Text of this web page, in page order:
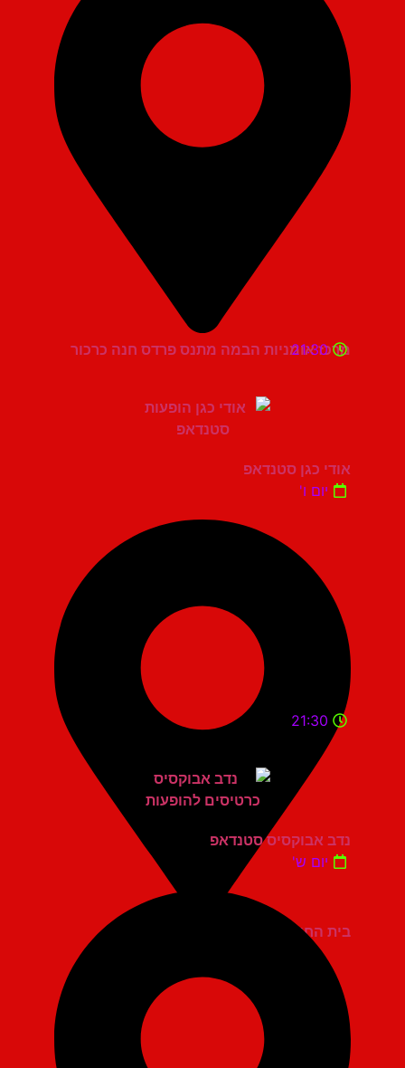
מרכז אומניות הבמה מתנס פרדס חנה כרכור
21:30
אודי כגן סטנדאפ
יום ו'
בית החייל תל אביב
21:30
נדב אבוקסיס סטנדאפ
יום ש'